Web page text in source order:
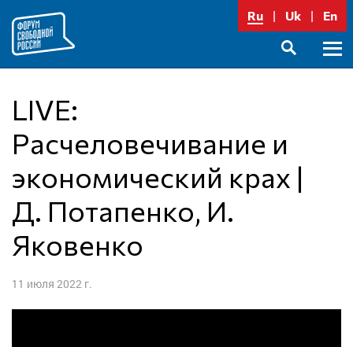
содержимому
Ru Uk En
LIVE:
Расчеловечивание и
экономический крах |
Д. Потапенко, И.
Яковенко
11 июля 2022 г.